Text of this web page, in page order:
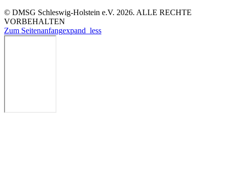
© DMSG Schleswig-Holstein e.V. 2026. ALLE RECHTE
VORBEHALTEN
Zum Seitenanfangexpand_less